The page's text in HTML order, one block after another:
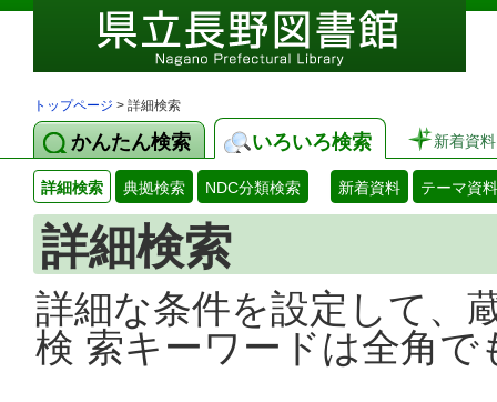
トップページ > 詳細検索
かんたん検索 いろいろ検索 新着資料
詳細検索 典拠検索 NDC分類検索 新着資料 テーマ資料
詳細検索
詳細な条件を設定して、
検 索キーワードは全角